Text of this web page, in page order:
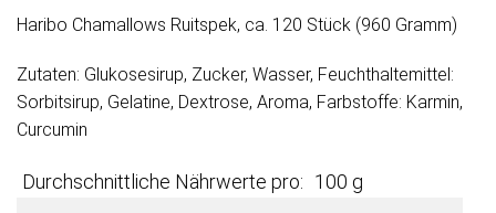
Haribo Chamallows Ruitspek, ca. 120 Stück (960 Gramm)
Zutaten: Glukosesirup, Zucker, Wasser, Feuchthaltemittel:
Sorbitsirup, Gelatine, Dextrose, Aroma, Farbstoffe: Karmin,
Curcumin
Durchschnittliche Nährwerte pro: 100 g